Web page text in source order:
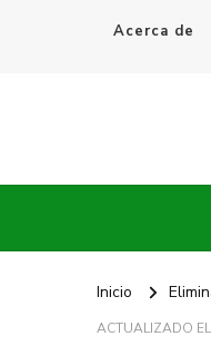
Acerca de
Every
Inicio
ACTUALIZADO EL